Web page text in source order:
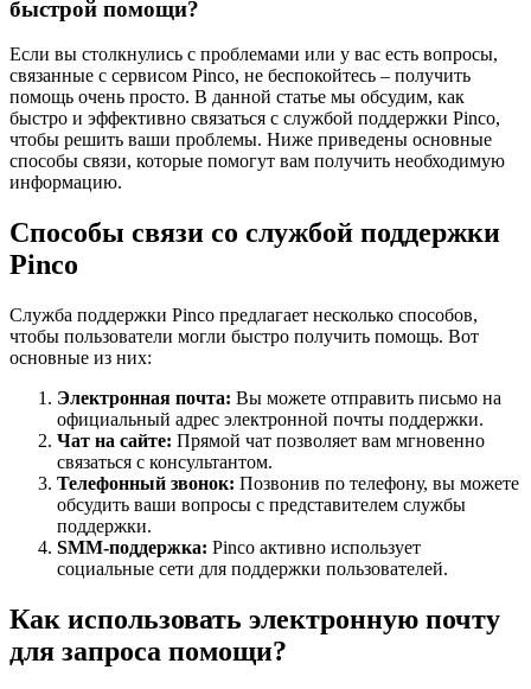
быстрой помощи?
Если вы столкнулись с проблемами или у вас есть вопросы,
связанные с сервисом Pinco, не беспокойтесь – получить
помощь очень просто. В данной статье мы обсудим, как
быстро и эффективно связаться с службой поддержки Pinco,
чтобы решить ваши проблемы. Ниже приведены основные
способы связи, которые помогут вам получить необходимую
информацию.
Способы связи со службой поддержки
Pinco
Служба поддержки Pinco предлагает несколько способов,
чтобы пользователи могли быстро получить помощь. Вот
основные из них:
Электронная почта: Вы можете отправить письмо на
официальный адрес электронной почты поддержки.
Чат на сайте: Прямой чат позволяет вам мгновенно
связаться с консультантом.
Телефонный звонок: Позвонив по телефону, вы можете
обсудить ваши вопросы с представителем службы
поддержки.
SMM-поддержка: Pinco активно использует
социальные сети для поддержки пользователей.
Как использовать электронную почту
для запроса помощи?